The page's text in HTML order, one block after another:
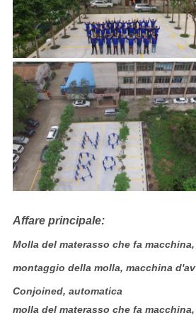
Affare principale:
Molla del materasso che fa
montaggio della molla, macchina
Conjoined, automatica
molla del materasso che fa